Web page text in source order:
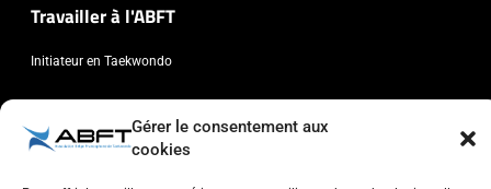
Gérer le consentement aux
cookies
Travailler à l'ABFT
Initiateur en Taekwondo
Association Belge Francophone de Taekwondo